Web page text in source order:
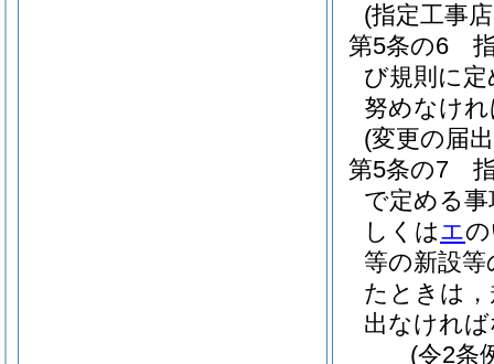
(指定工事
第5条の6
び規則に
努めなけ
(変更の届
第5条の7
で定める
しくはエ
等の新設
たときは
出なけれ
(令2条